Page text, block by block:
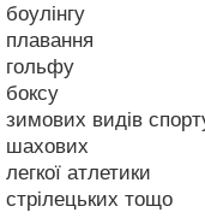
боулінгу
плавання
гольфу
боксу
зимових видів
шахових
легкої атлетики
стрілецьких тощо